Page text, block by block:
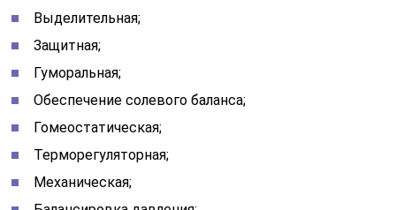
Выделительная;
Защитная;
Гуморальная;
Обеспечение солевого баланса;
Гомеостатическая;
Терморегуляторная;
Механическая;